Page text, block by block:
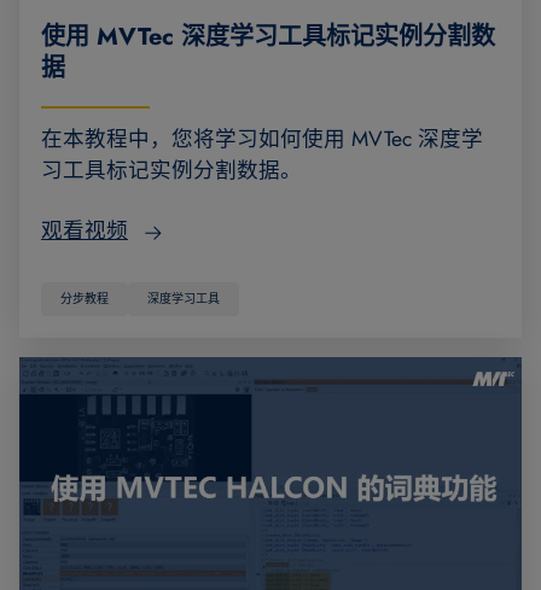
使用 MVTec 深度学习工具标记实例分割数
据
在本教程中，您将学习如何使用 MVTec 深度学
习工具标记实例分割数据。
观看视频
分步教程 深度学习工具